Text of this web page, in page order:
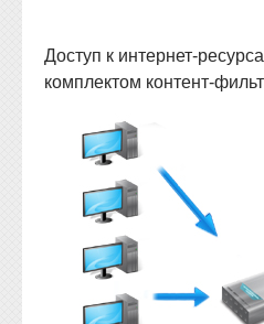
Доступ к интернет-
комплектом контент-